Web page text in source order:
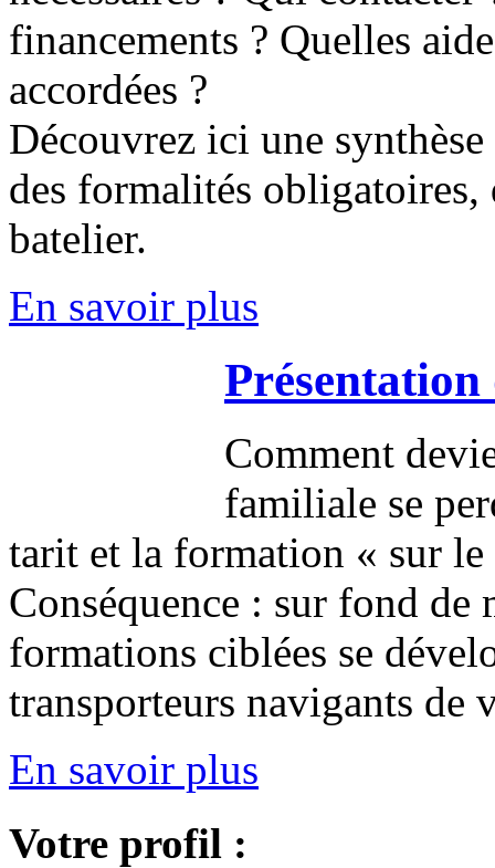
financements ? Quelles
accordées ?
Découvrez ici une
des formalités
batelier.
En savoir plus
Comment
familiale se
tarit et la formation « sur
Conséquence : sur fond de
formations ciblées se
transporteurs navigants de
En savoir plus
Votre profil :